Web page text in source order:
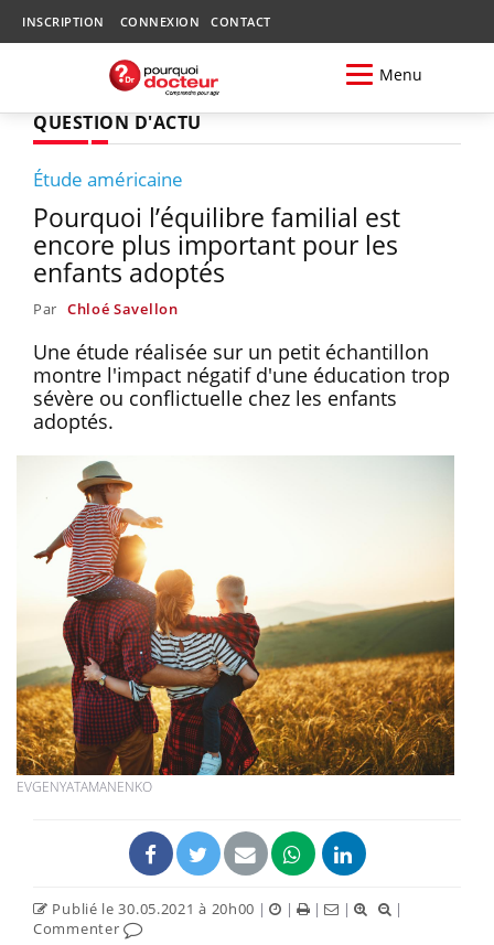
INSCRIPTION CONNEXION CONTACT
Menu
QUESTION D'ACTU
Étude américaine
Pourquoi l’équilibre familial est
encore plus important pour les
enfants adoptés
Par Chloé Savellon
Une étude réalisée sur un petit échantillon
montre l'impact négatif d'une éducation trop
sévère ou conflictuelle chez les enfants
adoptés.
EVGENYATAMANENKO
Publié le 30.05.2021 à 20h00 | | | |
|
Commenter